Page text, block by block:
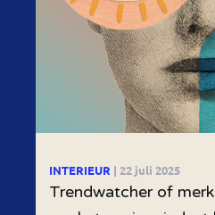
INTERIEUR | 22 juli 2025
Trendwatcher of